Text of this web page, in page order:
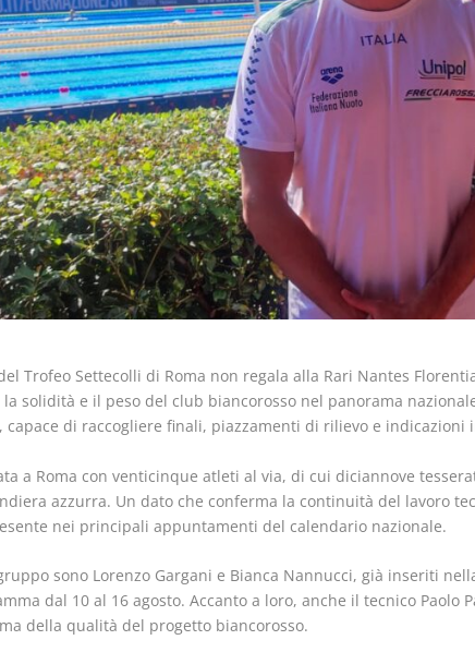
del Trofeo Settecolli di Roma non regala alla Rari Nantes
solidità e il peso del club biancorosso nel panorama
capace di raccogliere finali, piazzamenti di rilievo e
a Roma con venticinque atleti al via, di cui diciannove
azzurra. Un dato che conferma la continuità del lavoro
nei principali appuntamenti del calendario nazionale.
sono Lorenzo Gargani e Bianca Nannucci, già inseriti
dal 10 al 16 agosto. Accanto a loro, anche il tecnico Paolo
della qualità del progetto biancorosso.